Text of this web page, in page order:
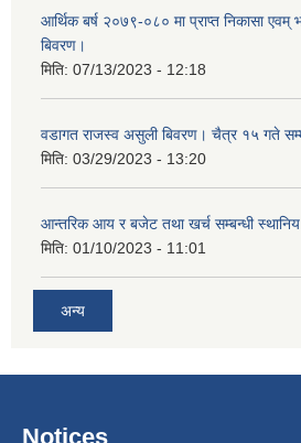
आर्थिक बर्ष २०७९-०८० मा प्राप्त निकासा
बिवरण।
मिति: 07/13/2023 - 12:18
वडागत राजस्व असुली बिवरण। चैत्र १५ गते
मिति: 03/29/2023 - 13:20
आन्तरिक आय र बजेट तथा खर्च सम्बन्धी स्थानिय
मिति: 01/10/2023 - 11:01
अन्य
Notices